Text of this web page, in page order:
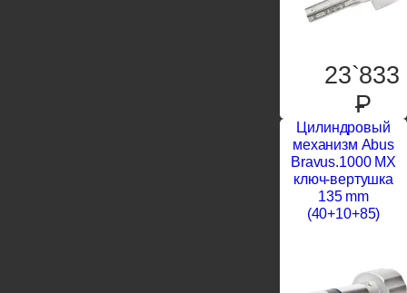
23`833
P
Цилиндровый
механизм Abus
Bravus.1000 MX
ключ-вертушка
135 mm
(40+10+85)